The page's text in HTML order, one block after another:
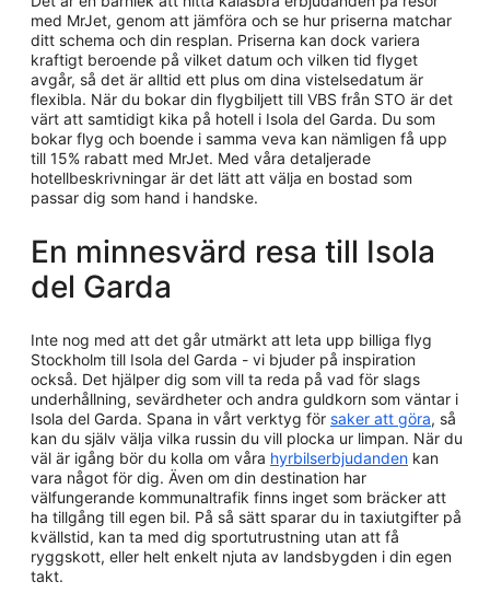
med MrJet, genom att jämföra och se hur priserna matchar
ditt schema och din resplan. Priserna kan dock variera
kraftigt beroende på vilket datum och vilken tid flyget
avgår, så det är alltid ett plus om dina vistelsedatum är
flexibla. När du bokar din flygbiljett till VBS från STO är det
värt att samtidigt kika på hotell i Isola del Garda. Du som
bokar flyg och boende i samma veva kan nämligen få upp
till 15% rabatt med MrJet. Med våra detaljerade
hotellbeskrivningar är det lätt att välja en bostad som
passar dig som hand i handske.
En minnesvärd resa till Isola
del Garda
Inte nog med att det går utmärkt att leta upp billiga flyg
Stockholm till Isola del Garda - vi bjuder på inspiration
också. Det hjälper dig som vill ta reda på vad för slags
underhållning, sevärdheter och andra guldkorn som väntar i
Isola del Garda. Spana in vårt verktyg för saker att göra, så
kan du själv välja vilka russin du vill plocka ur limpan. När du
väl är igång bör du kolla om våra hyrbilserbjudanden kan
vara något för dig. Även om din destination har
välfungerande kommunaltrafik finns inget som bräcker att
ha tillgång till egen bil. På så sätt sparar du in taxiutgifter på
kvällstid, kan ta med dig sportutrustning utan att få
ryggskott, eller helt enkelt njuta av landsbygden i din egen
takt.